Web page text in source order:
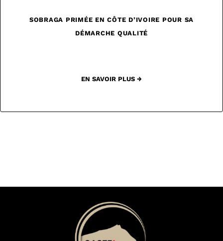
SOBRAGA PRIMÉE EN CÔTE D’IVOIRE POUR SA
DÉMARCHE QUALITÉ
EN SAVOIR PLUS →